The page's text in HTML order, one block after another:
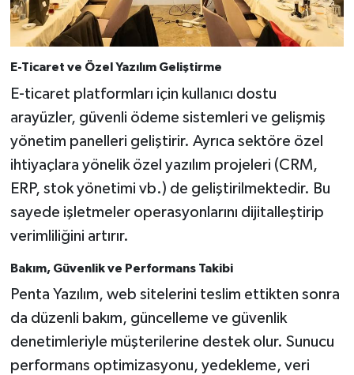
E-Ticaret ve Özel Yazılım Geliştirme
E-ticaret platformları için kullanıcı dostu
arayüzler, güvenli ödeme sistemleri ve gelişmiş
yönetim panelleri geliştirir. Ayrıca sektöre özel
ihtiyaçlara yönelik özel yazılım projeleri (CRM,
ERP, stok yönetimi vb.) de geliştirilmektedir. Bu
sayede işletmeler operasyonlarını dijitalleştirip
verimliliğini artırır.
Bakım, Güvenlik ve Performans Takibi
Penta Yazılım, web sitelerini teslim ettikten sonra
da düzenli bakım, güncelleme ve güvenlik
denetimleriyle müşterilerine destek olur. Sunucu
performans optimizasyonu, yedekleme, veri